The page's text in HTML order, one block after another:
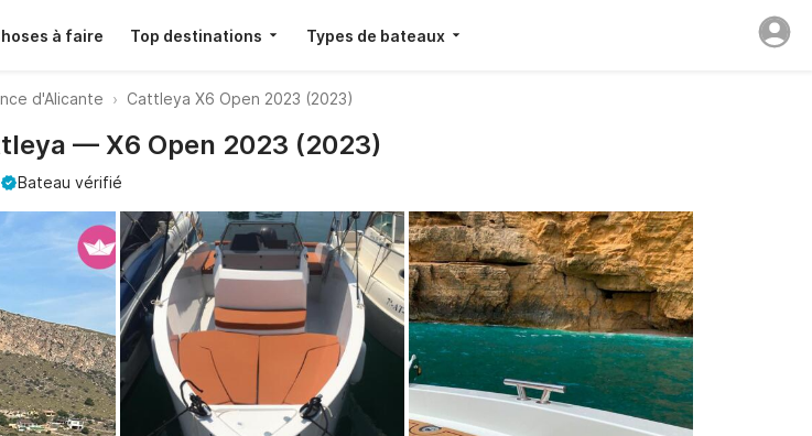
à faire Top destinations Types de bateaux
d'Alicante Cattleya X6 Open 2023 (2023)
— X6 Open 2023 (2023)
Bateau vérifié